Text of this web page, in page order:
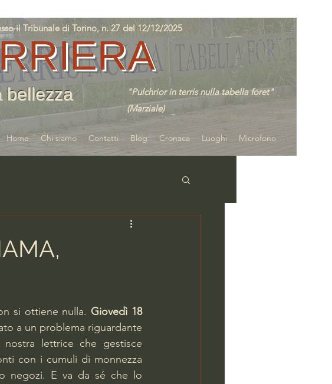
bellezza
"Pulchrior in terris nulla tabella foret"
(Marziale)
Home Chi siamo Contatti Blog Cronaca Luoghi Microfono
il Tribunale di Torino, n. 27 del 12/12/2025
si ottiene nulla. Giovedì 18
a un problema riguardante
lettrice che gestisce
con i cumuli di monnezza
negozi. E va da sé che lo